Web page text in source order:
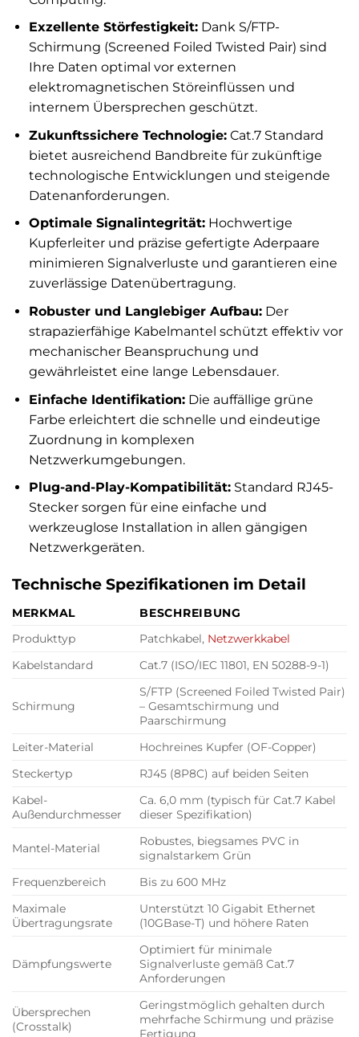
Exzellente Störfestigkeit:Dank S/FTP-
Schirmung (Screened Foiled Twisted Pair) sind
Ihre Daten optimal vor externen
elektromagnetischen Störeinflüssen und
internem Übersprechen geschützt.
Zukunftssichere Technologie:Cat.7 Standard
bietet ausreichend Bandbreite für zukünftige
technologische Entwicklungen und steigende
Datenanforderungen.
Optimale Signalintegrität:Hochwertige
Kupferleiter und präzise gefertigte Aderpaare
minimieren Signalverluste und garantieren eine
zuverlässige Datenübertragung.
Robuster und Langlebiger Aufbau:Der
strapazierfähige Kabelmantel schützt effektiv vor
mechanischer Beanspruchung und
gewährleistet eine lange Lebensdauer.
Einfache Identifikation:Die auffällige grüne
Farbe erleichtert die schnelle und eindeutige
Zuordnung in komplexen
Netzwerkumgebungen.
Plug-and-Play-Kompatibilität:Standard RJ45-
Stecker sorgen für eine einfache und
werkzeuglose Installation in allen gängigen
Netzwerkgeräten.
Technische Spezifikationen im Detail
MERKMAL
BESCHREIBUNG
Produkttyp
Patchkabel, Netzwerkkabel
Kabelstandard
Cat.7 (ISO/IEC 11801, EN 50288-9-1)
Schirmung
S/FTP (Screened Foiled Twisted Pair)
– Gesamtschirmung und
Paarschirmung
Leiter-Material
Hochreines Kupfer (OF-Copper)
Steckertyp
RJ45 (8P8C) auf beiden Seiten
Kabel-
Außendurchmesser
Ca. 6,0 mm (typisch für Cat.7 Kabel
dieser Spezifikation)
Mantel-Material
Robustes, biegsames PVC in
signalstarkem Grün
Frequenzbereich
Bis zu 600 MHz
Maximale
Übertragungsrate
Unterstützt 10 Gigabit Ethernet
(10GBase-T) und höhere Raten
Dämpfungswerte
Optimiert für minimale
Signalverluste gemäß Cat.7
Anforderungen
Übersprechen
(Crosstalk)
Geringstmöglich gehalten durch
mehrfache Schirmung und präzise
Fertigung